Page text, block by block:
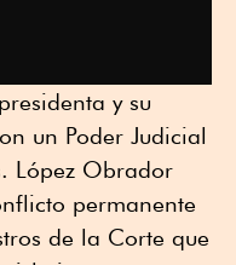
y su
un Poder Judicial
López Obrador
permanente
de la Corte que